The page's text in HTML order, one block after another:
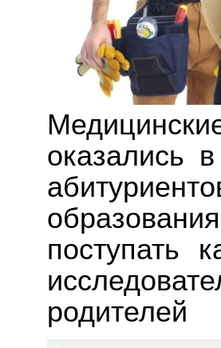
оказались
поступать
родителей